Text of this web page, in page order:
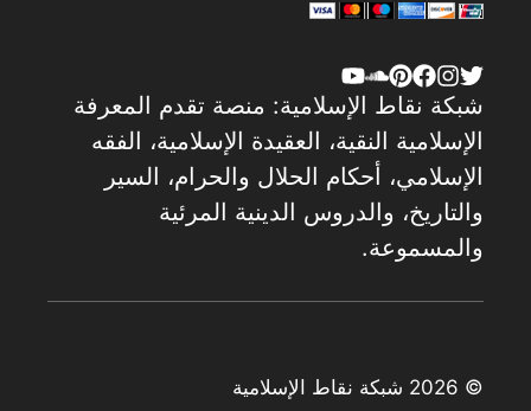
شبكة نقاط الإسلامية: منصة تقدم المعرفة
الإسلامية النقية، العقيدة الإسلامية، الفقه
الإسلامي، أحكام الحلال والحرام، السير
والتاريخ، والدروس الدينية المرئية
والمسموعة.
© 2026 شبكة نقاط الإسلامية